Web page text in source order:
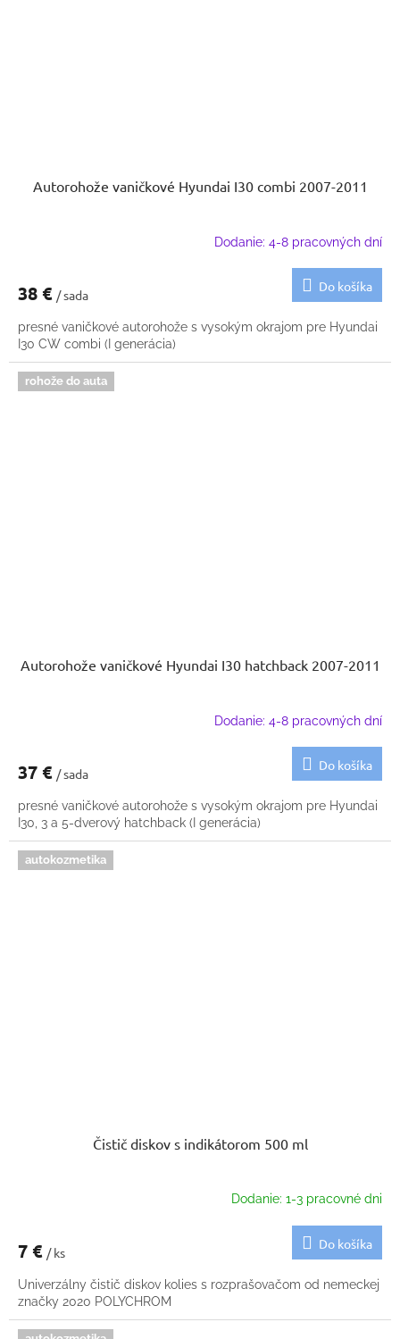
Autorohože vaničkové Hyundai I30 combi 2007-2011
Dodanie: 4-8 pracovných dní
38 € / sada
Do košíka
presné vaničkové autorohože s vysokým okrajom pre Hyundai
I30 CW combi (I generácia)
rohože do auta
Autorohože vaničkové Hyundai I30 hatchback 2007-2011
Dodanie: 4-8 pracovných dní
37 € / sada
Do košíka
presné vaničkové autorohože s vysokým okrajom pre Hyundai
I30, 3 a 5-dverový hatchback (I generácia)
autokozmetika
Čistič diskov s indikátorom 500 ml
Dodanie: 1-3 pracovné dni
7 € / ks
Do košíka
Univerzálny čistič diskov kolies s rozprašovačom od nemeckej
značky 2020 POLYCHROM